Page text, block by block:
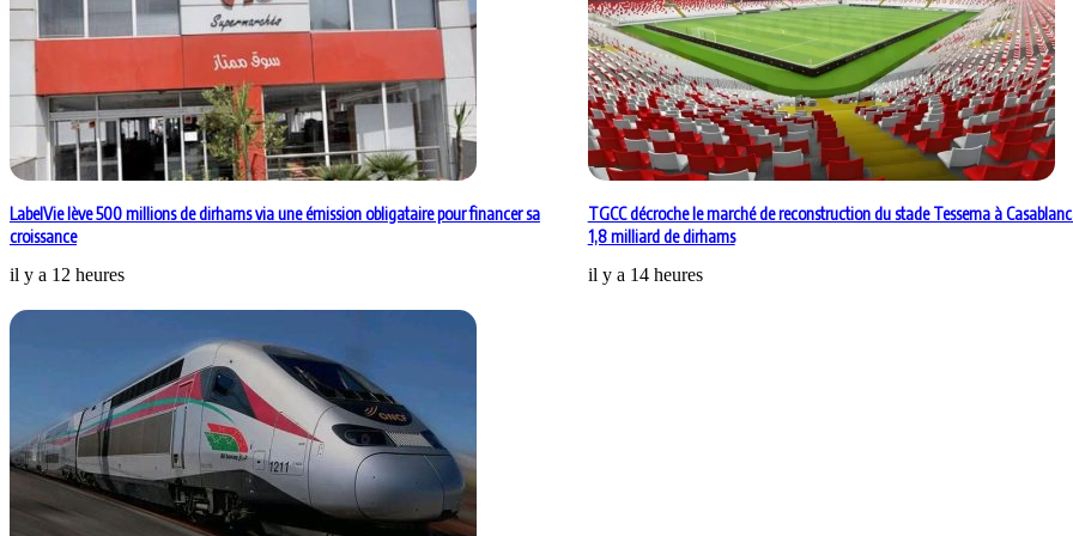
LabelVie lève 500 millions de dirhams via une émission obligataire pour financer sa
croissance
il y a 12 heures
TGCC décroche le marché de reconstruction du stade Tessema à
1,8 milliard de dirhams
il y a 14 heures